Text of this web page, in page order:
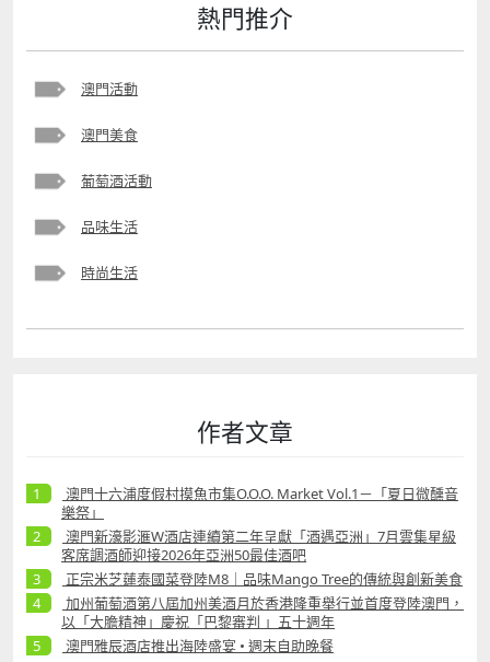
熱門推介
澳門活動
澳門美食
葡萄酒活動
品味生活
時尚生活
作者文章
澳門十六浦度假村摸魚市集O.O.O. Market Vol.1－「夏日微醺音
樂祭」
澳門新濠影滙W酒店連續第二年呈獻「酒遇亞洲」7月雲集星級
客席調酒師迎接2026年亞洲50最佳酒吧
正宗米芝蓮泰國菜登陸M8｜品味Mango Tree的傳統與創新美食
加州葡萄酒第八屆加州美酒月於香港隆重舉行並首度登陸澳門，
以「大膽精神」慶祝「巴黎審判 」五十週年
澳門雅辰酒店推出海陸盛宴 • 週末自助晚餐